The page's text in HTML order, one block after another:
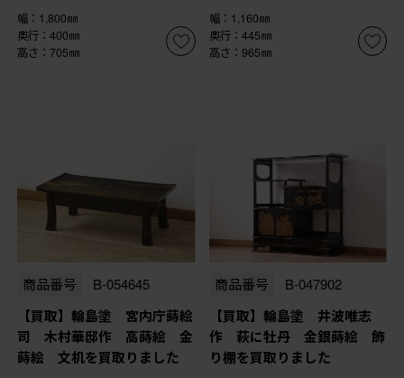
幅：1,800㎜
奥行：400㎜
高さ：705㎜
幅：1,160㎜
奥行：445㎜
高さ：965㎜
商品番号 B-054645
【買取】輪島塗 宮内庁蒔絵
司 木村華邸作 高蒔絵 金
蒔絵 文机を買取りました
商品番号 B-047902
【買取】輪島塗 井波唯志
作 萩に牡丹 金銀蒔絵 飾
り棚を買取りました